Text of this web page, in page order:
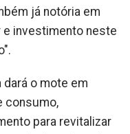
já notória em
e investimento neste
o mote em
consumo,
para revitalizar